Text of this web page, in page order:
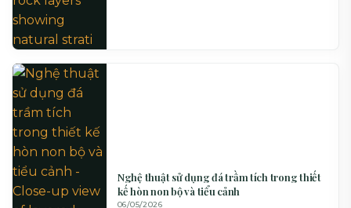
Nghệ thuật sử dụng đá trầm tích trong thiết
kế hòn non bộ và tiểu cảnh
06/05/2026